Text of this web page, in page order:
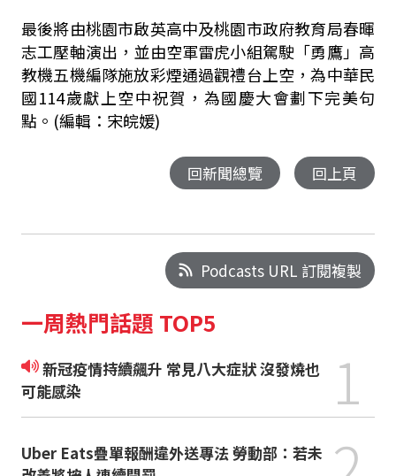
最後將由桃園市啟英高中及桃園市政府教育局春暉
志工壓軸演出，並由空軍雷虎小組駕駛「勇鷹」高
教機五機編隊施放彩煙通過觀禮台上空，為中華民
國114歲獻上空中祝賀，為國慶大會劃下完美句
點。 (編輯：宋皖媛)
回新聞總覽 回上頁
Podcasts URL 訂閱複製
一周熱門話題 TOP5
新冠疫情持續飆升 常見八大症狀 沒發燒也
可能感染
1
Uber Eats疊單報酬違外送專法 勞動部：若未